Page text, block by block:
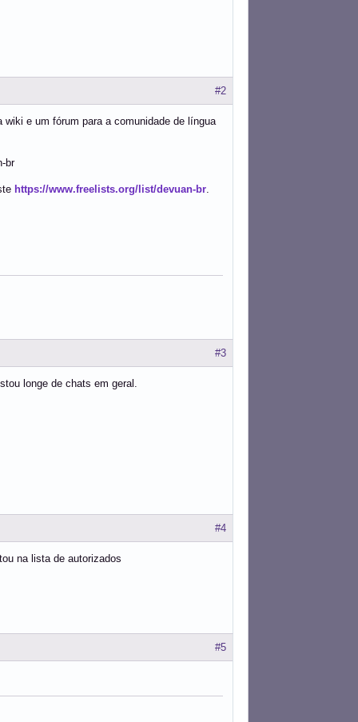
#2
e um fórum para a comunidade de língua
br
https://www.freelists.org/list/devuan-br
#3
longe de chats em geral.
#4
na lista de autorizados
#5